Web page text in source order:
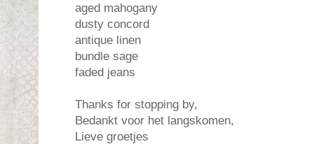
aged mahogany
dusty concord
antique linen
bundle sage
faded jeans
Thanks for stopping by,
Bedankt voor het langskomen,
Lieve groetjes